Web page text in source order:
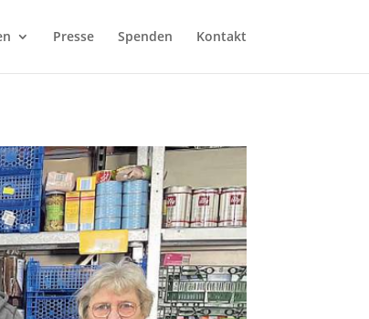
Presse Spenden Kontakt